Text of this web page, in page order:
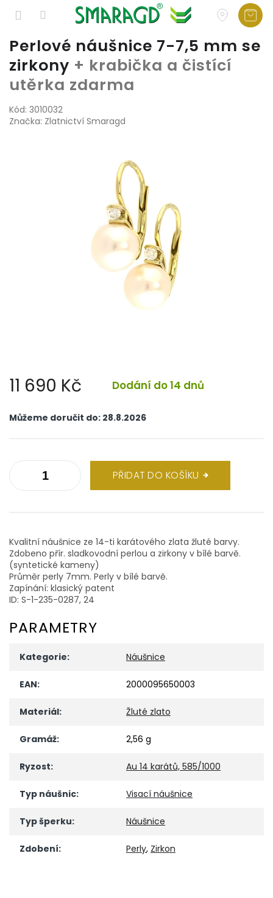
Přejít
obsah
Perlové náušnice 7-7,5 mm se
zirkony + krabička a čistící
utěrka zdarma
Kód: 3010032
Značka: Zlatnictví Smaragd
11 690 Kč Dodání do 14 dnů
cena:
Můžeme doručit do: 28.8.2026
PŘIDAT DO KOŠÍKU
Kvalitní náušnice ze 14-ti karátového zlata žluté barvy.
Zdobeno přír. sladkovodní perlou a zirkony v bílé barvě.
(syntetické kameny)
Průměr perly 7mm. Perly v bílé barvě.
Zapínání: klasický patent
ID: S-1-235-0287, 24
PARAMETRY
Kategorie: Náušnice
EAN: 2000095650003
Materiál: Žluté zlato
Gramáž: 2,56 g
Ryzost: Au 14 karátů, 585/1000
Typ náušnic: Visací náušnice
Typ šperku: Náušnice
Zdobení: Perly, Zirkon